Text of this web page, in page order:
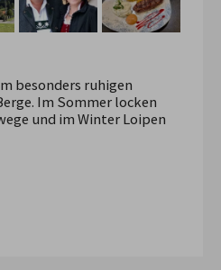
besonders ruhigen
Im Sommer locken
und im Winter Loipen